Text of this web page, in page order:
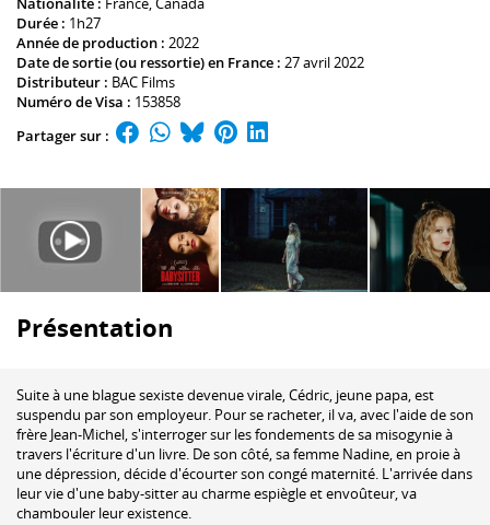
Durée : 1h27
Année de production : 2022
Date de sortie (ou ressortie) en France : 27 avril 2022
Distributeur : BAC Films
Numéro de Visa : 153858
Partager sur :
Présentation
Suite à une blague sexiste devenue virale, Cédric, jeune papa, est
suspendu par son employeur. Pour se racheter, il va, avec l'aide de son
frère Jean-Michel, s'interroger sur les fondements de sa misogynie à
travers l'écriture d'un livre. De son côté, sa femme Nadine, en proie à
une dépression, décide d'écourter son congé maternité. L'arrivée dans
leur vie d'une baby-sitter au charme espiègle et envoûteur, va
chambouler leur existence.